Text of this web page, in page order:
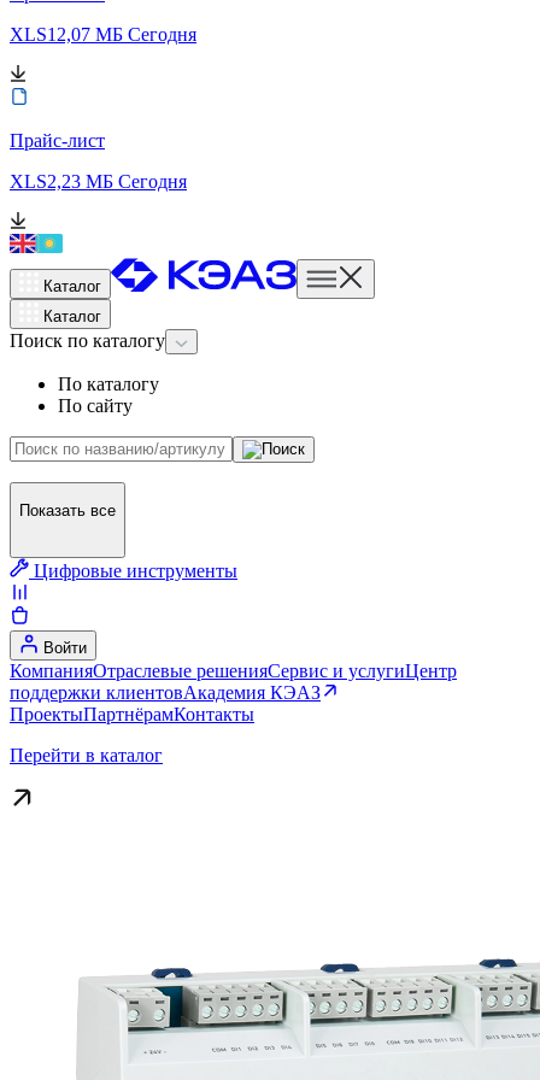
XLS12,07 МБ Сегодня
Прайс-лист
XLS2,23 МБ Сегодня
Каталог
Каталог
Поиск по каталогу
По каталогу
По сайту
Показать все
Цифровые инструменты
Войти
КомпанияОтраслевые решенияСервис и услугиЦентр
поддержки клиентовАкадемия КЭАЗ
ПроектыПартнёрамКонтакты
Перейти в каталог